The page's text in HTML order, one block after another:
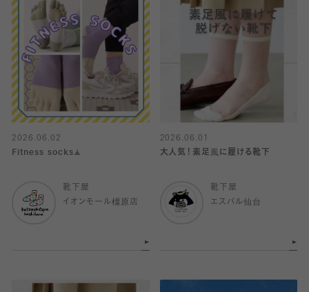
2026.06.02
Fitness socks🧘
靴下屋
イオンモール橿原店
2026.06.01
大人気！素足風に履ける靴下
靴下屋
エスパル仙台